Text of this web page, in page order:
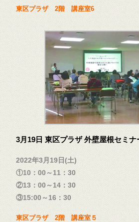
東区プラザ 2階 講座室6
3月19日 東区プラザ 外壁屋根セミナ
2022年3月19日(土)
①10：00～11：30
②13：00～14：30
③15:00～16：30
東区プラザ 2階 講座室５